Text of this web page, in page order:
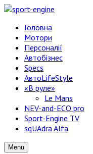
Головна
Мотори
Персоналії
Автобізнес
Specs
АвтоLifeStyle
«В руле»
Le Mans
NEV-and-ECO pro
Sport-Engine TV
sqUAdra Alfa
Menu